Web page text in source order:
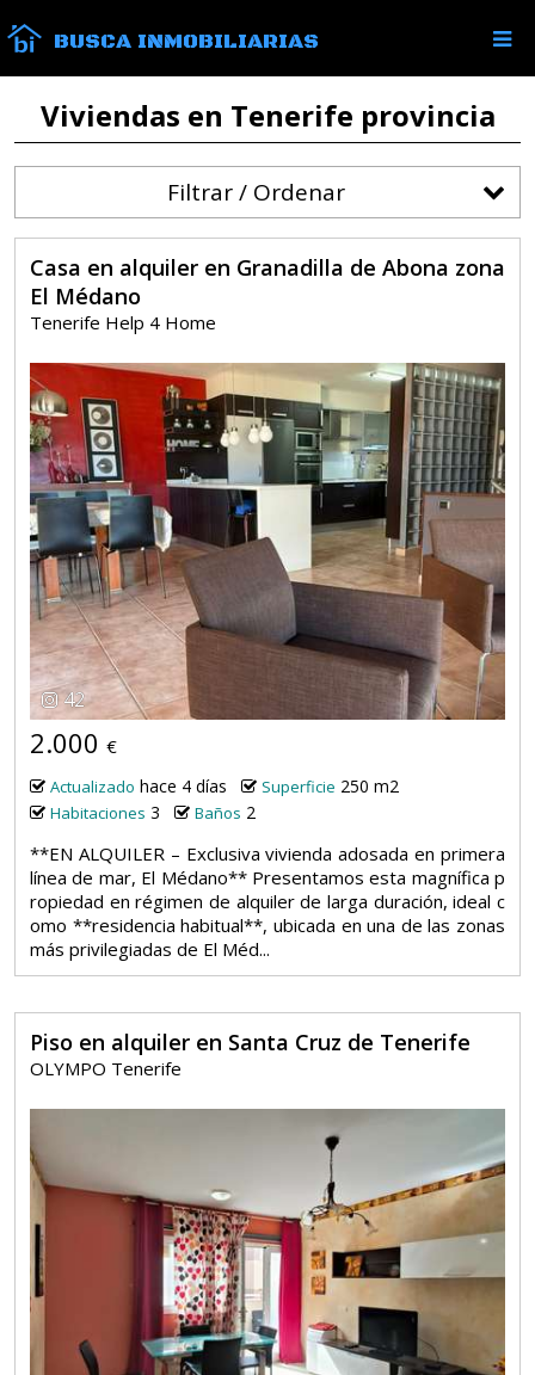
BUSCA INMOBILIARIAS
Viviendas en Tenerife provincia
Filtrar / Ordenar
Casa en alquiler en Granadilla de Abona zona
El Médano
Tenerife Help 4 Home
42
2.000 €
Actualizado hace 4 días Superficie 250 m2
Habitaciones 3 Baños 2
**EN ALQUILER – Exclusiva vivienda adosada en primera
línea de mar, El Médano** Presentamos esta magnífica p
ropiedad en régimen de alquiler de larga duración, ideal c
omo **residencia habitual**, ubicada en una de las zonas
más privilegiadas de El Méd...
Piso en alquiler en Santa Cruz de Tenerife
OLYMPO Tenerife